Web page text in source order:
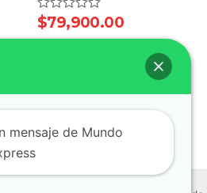
Valorado
en
$79,900.00
Añadir Al Carrito
mensaje de Mundo